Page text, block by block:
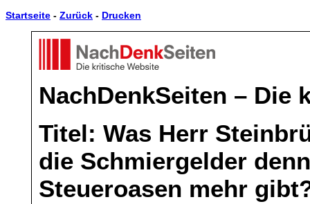
Startseite - Zurück - Drucken
NachDenkSeiten – Die
Titel: Was Herr
die Schmiergelder
Steueroasen mehr